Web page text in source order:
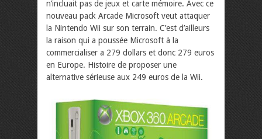
n’incluait pas de jeux et carte mémoire. Avec ce
nouveau pack Arcade Microsoft veut attaquer
la Nintendo Wii sur son terrain. C’est d’ailleurs
la raison qui a poussée Microsoft à la
commercialiser a 279 dollars et donc 279 euros
en Europe. Histoire de proposer une
alternative sérieuse aux 249 euros de la Wii.